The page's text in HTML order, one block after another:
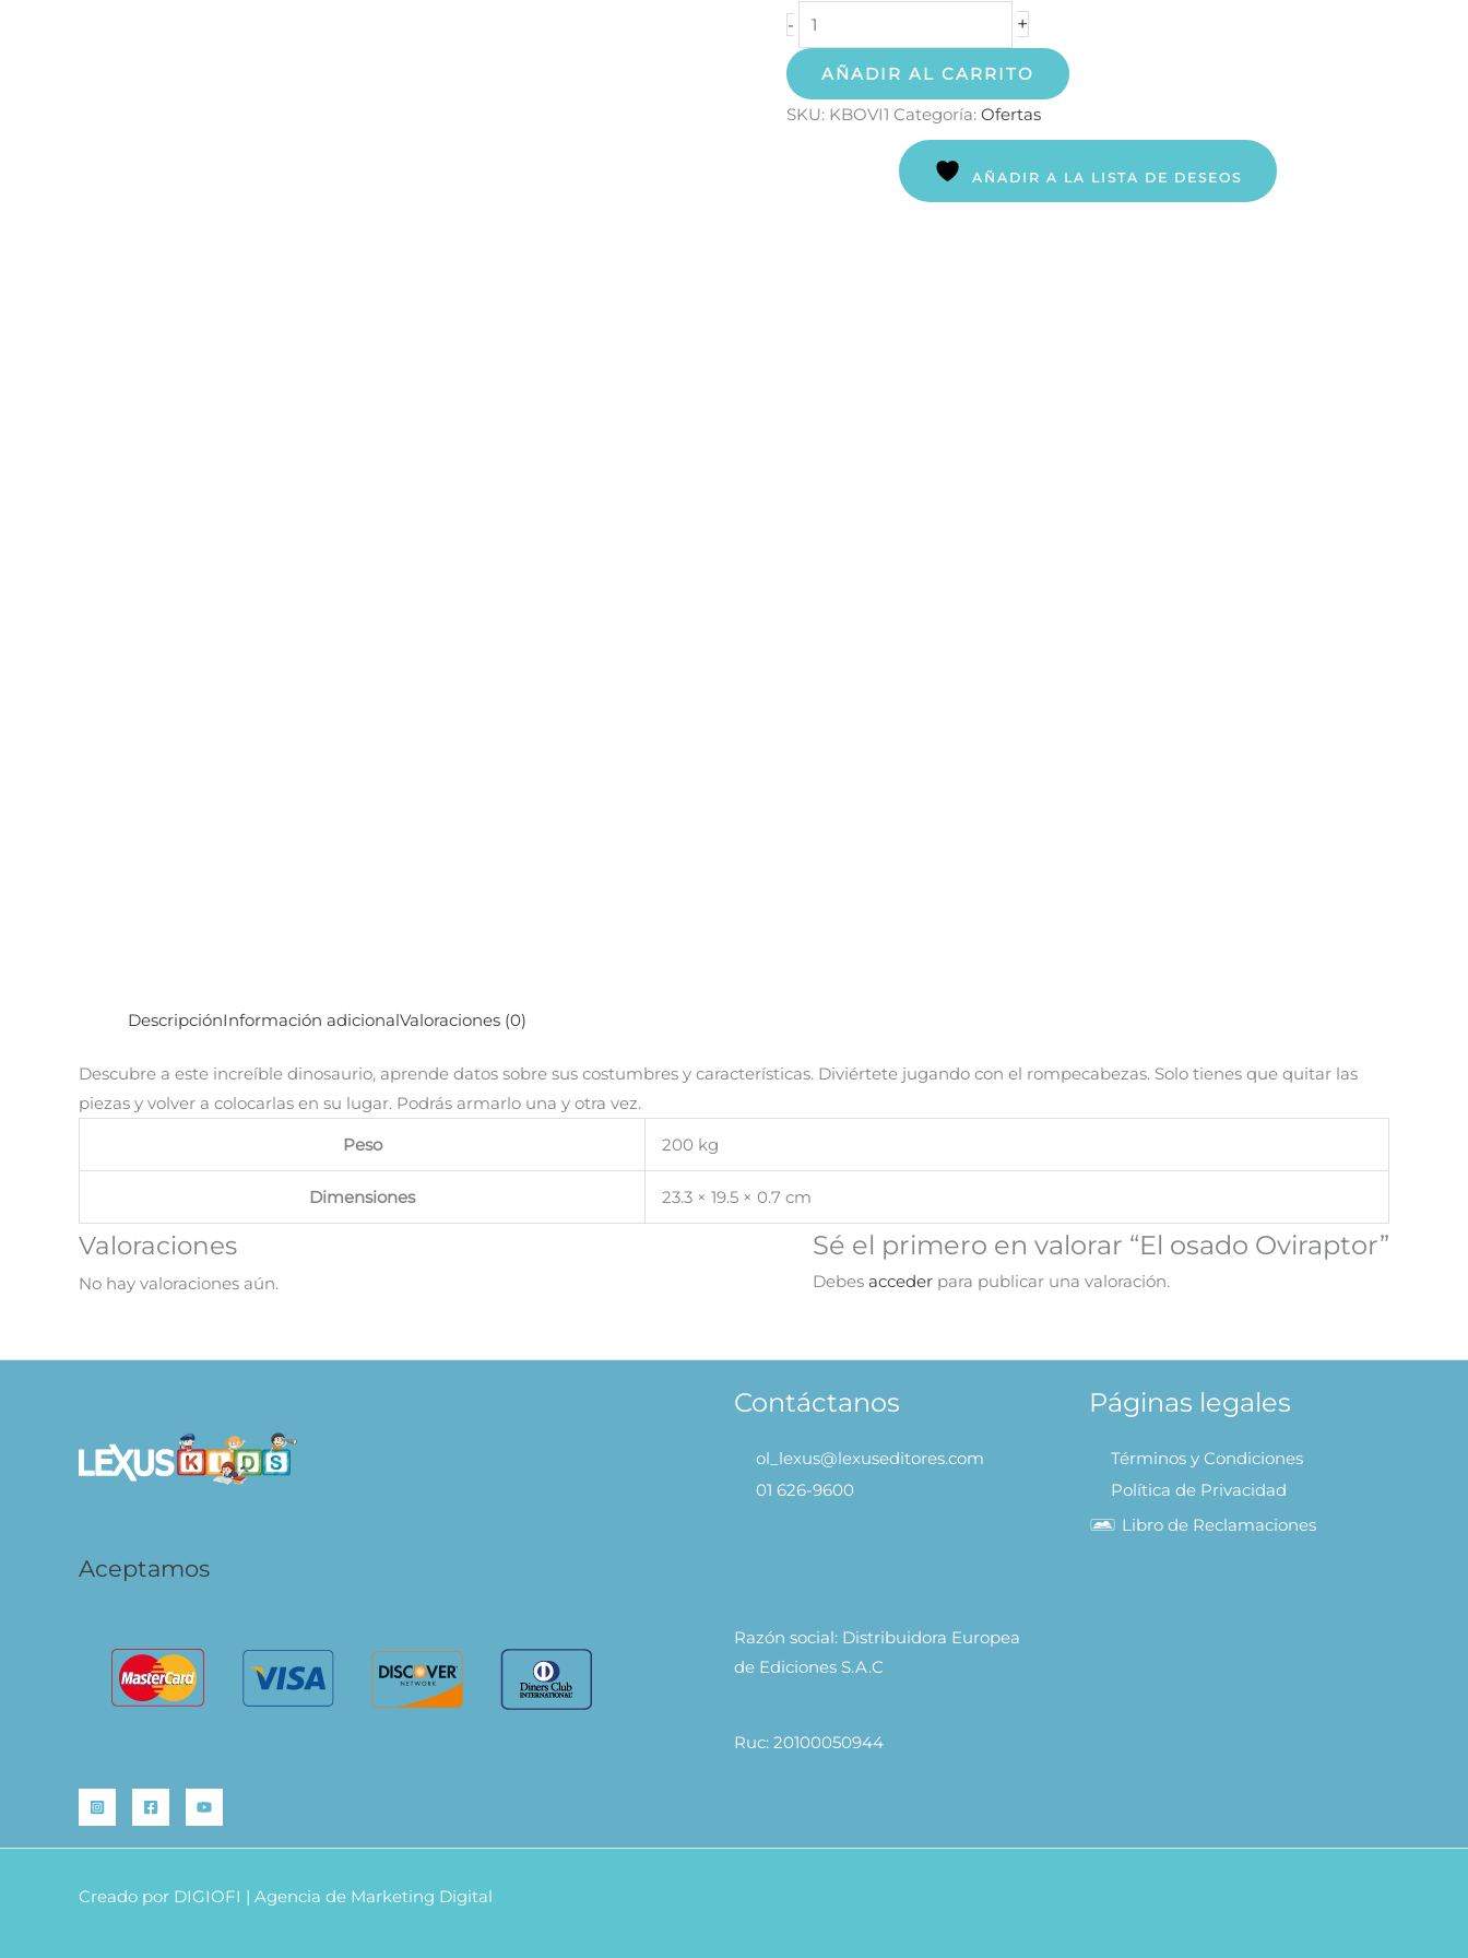
- +
AÑADIR AL CARRITO
SKU: KBOVI1 Categoría: Ofertas
AÑADIR A LA LISTA DE DESEOS
DescripciónInformación adicionalValoraciones (0)
Descubre a este increíble dinosaurio, aprende datos sobre sus costumbres y características. Diviértete jugando con el rompecabezas. Solo tienes que quitar las
piezas y volver a colocarlas en su lugar. Podrás armarlo una y otra vez.
Peso
200 kg
Dimensiones 23.3 × 19.5 × 0.7 cm
Valoraciones
No hay valoraciones aún.
Sé el primero en valorar “El osado Oviraptor”
Debes acceder para publicar una valoración.
Aceptamos
Contáctanos
ol_lexus@lexuseditores.com
01 626-9600
Razón social: Distribuidora Europea
de Ediciones S.A.C
Ruc: 20100050944
Páginas legales
Términos y Condiciones
Política de Privacidad
Libro de Reclamaciones
Creado por DIGIOFI | Agencia de Marketing Digital